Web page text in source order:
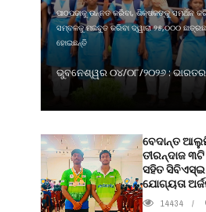
ପାଠପଢାକୁ ଉନ୍ନତ କରିବା, ଶିକ୍ଷକଙ୍କୁ ସମର୍ଥନ
ସମ୍ବଳକୁ ମଜବୁତ କରିବା ଦ୍ୱାରା ୨୫,୦୦୦
ହୋଇଛନ୍ତି
ଭୁବନେଶ୍ୱର ୦୪/୦୮/୨୦୨୬ : ଭାରତର
ବେଦାନ୍ତ
ତୀରନ୍ଦାଜ
ସହିତ ସିବିଏସ୍ଇ
ଯୋଗ୍ୟତା
14434